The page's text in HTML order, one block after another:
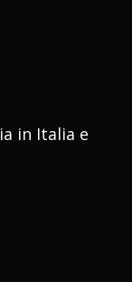
in Italia e